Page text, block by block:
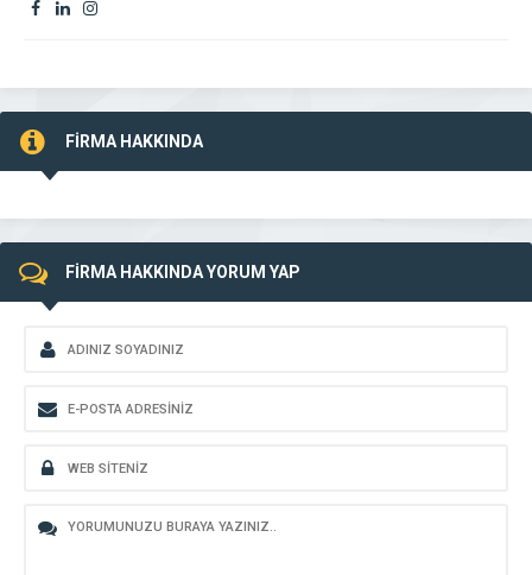
FİRMA HAKKINDA
FİRMA HAKKINDA YORUM YAP